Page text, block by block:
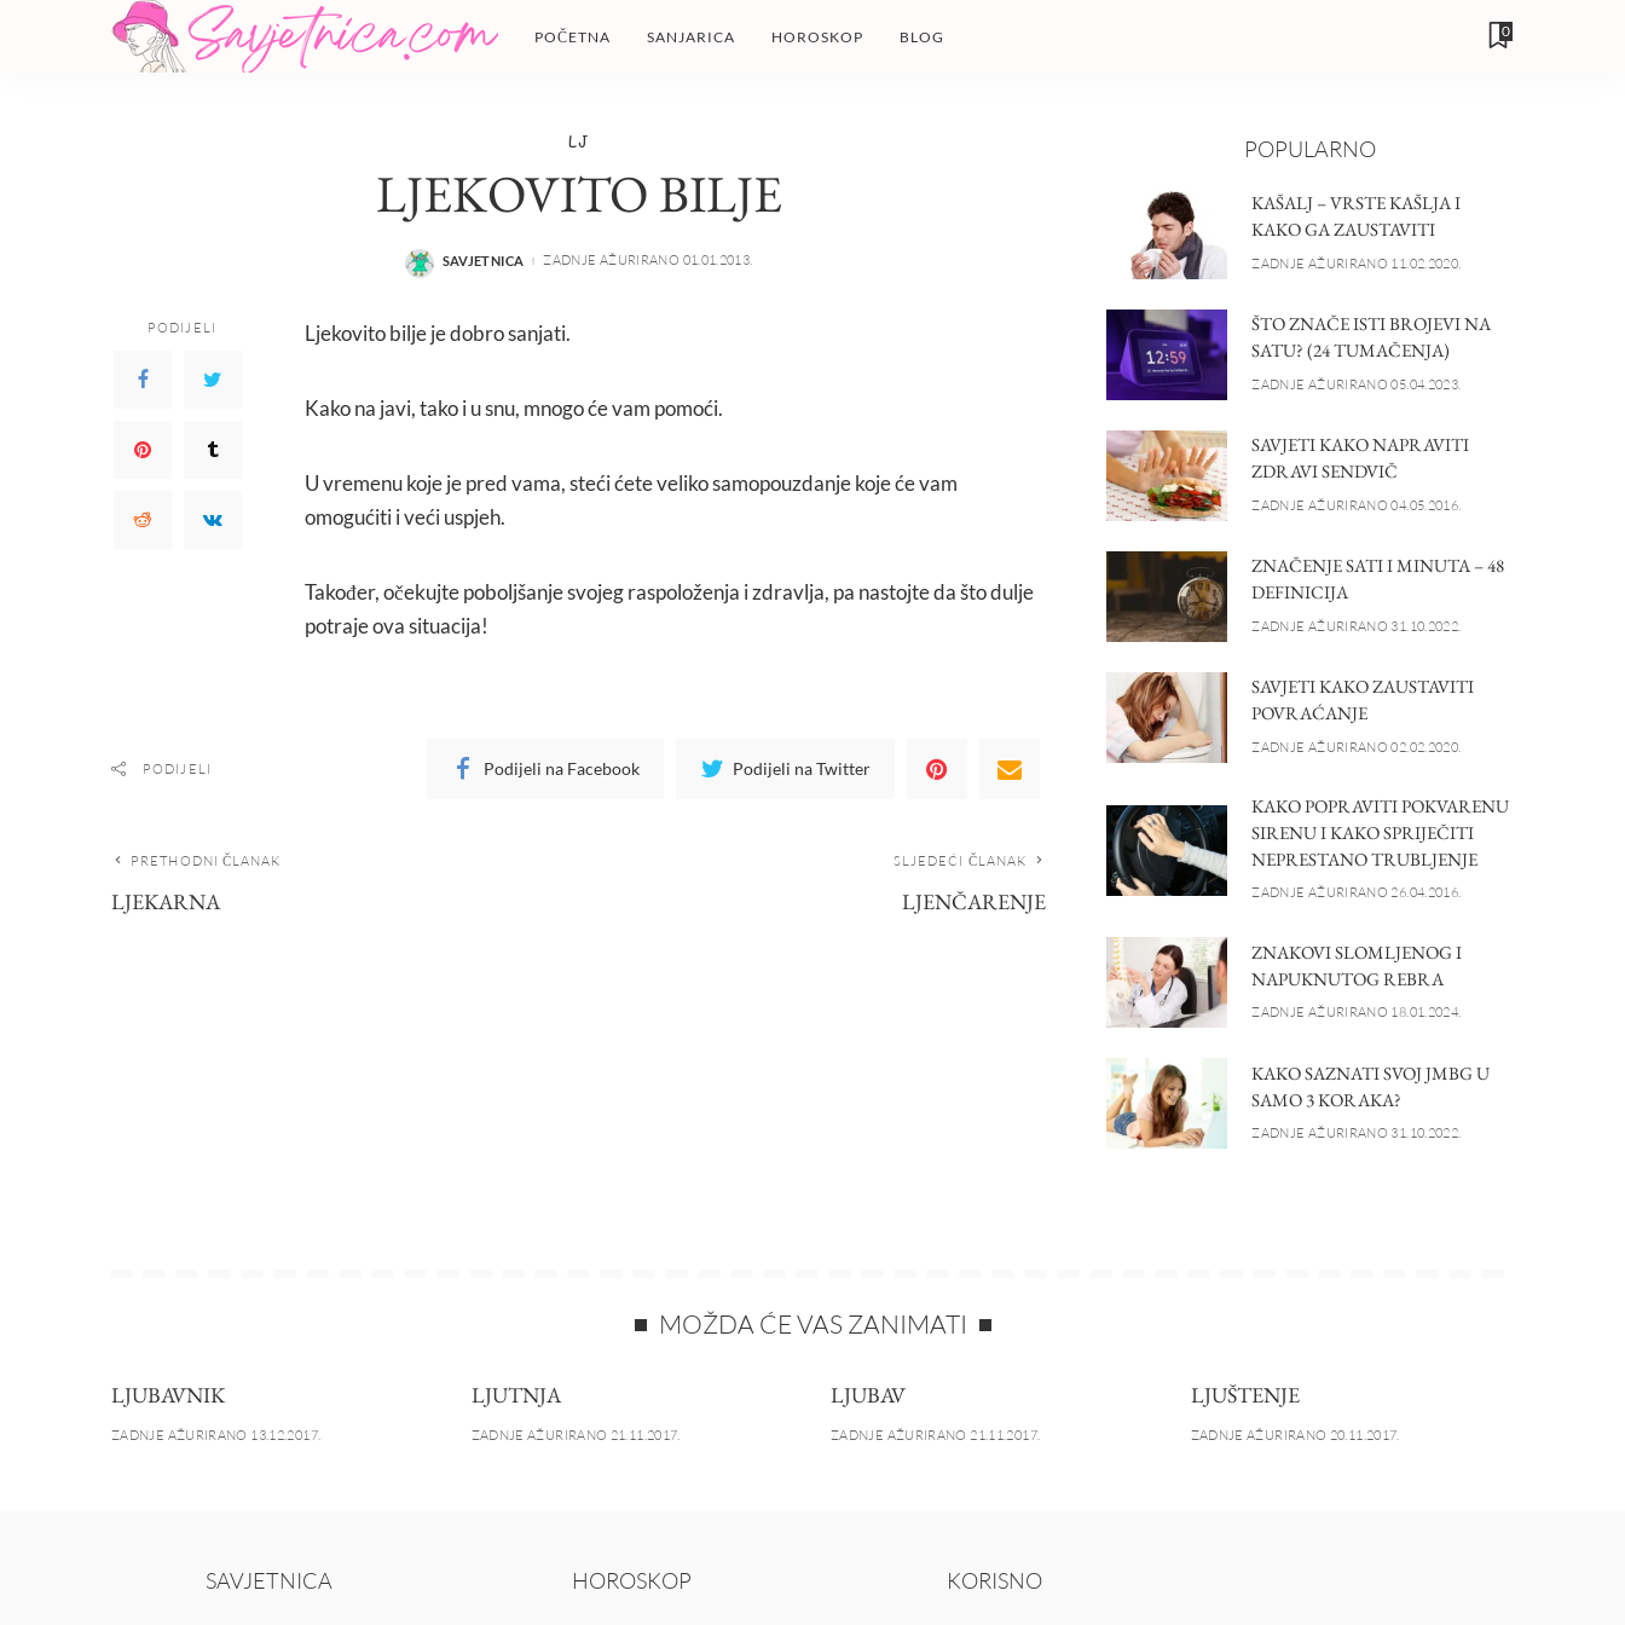
POČETNA SANJARICA HOROSKOP BLOG 0
LJ
LJEKOVITO BILJE
POSTED
SAVJETNICA ZADNJE AŽURIRANO 01.01.2013.
PODIJELI Ljekovito bilje je dobro sanjati.
Kako na javi, tako i u snu, mnogo će vam pomoći.
U vremenu koje je pred vama, steći ćete veliko samopouzdanje koje će vam
omogućiti i veći uspjeh.
Također, očekujte poboljšanje svojeg raspoloženja i zdravlja, pa nastojte da što dulje
potraje ova situacija!
PODIJELI Podijeli na Facebook Podijeli na Twitter
PRETHODNI ČLANAK
LJEKARNA
SLJEDEĆI ČLANAK
LJENČARENJE
POPULARNO
KAŠALJ – VRSTE KAŠLJA I
KAKO GA ZAUSTAVITI
ZADNJE AŽURIRANO 11.02.2020.
ŠTO ZNAČE ISTI BROJEVI NA
SATU? (24 TUMAČENJA)
ZADNJE AŽURIRANO 05.04.2023.
SAVJETI KAKO NAPRAVITI
ZDRAVI SENDVIČ
ZADNJE AŽURIRANO 04.05.2016.
ZNAČENJE SATI I MINUTA – 48
DEFINICIJA
ZADNJE AŽURIRANO 31.10.2022.
SAVJETI KAKO ZAUSTAVITI
POVRAĆANJE
ZADNJE AŽURIRANO 02.02.2020.
KAKO POPRAVITI POKVARENU
SIRENU I KAKO SPRIJEČITI
NEPRESTANO TRUBLJENJE
ZADNJE AŽURIRANO 26.04.2016.
ZNAKOVI SLOMLJENOG I
NAPUKNUTOG REBRA
ZADNJE AŽURIRANO 18.01.2024.
KAKO SAZNATI SVOJ JMBG U
SAMO 3 KORAKA?
ZADNJE AŽURIRANO 31.10.2022.
MOŽDA ĆE VAS ZANIMATI
LJUBAVNIK
ZADNJE AŽURIRANO 13.12.2017.
LJUTNJA
ZADNJE AŽURIRANO 21.11.2017.
LJUBAV
ZADNJE AŽURIRANO 21.11.2017.
LJUŠTENJE
ZADNJE AŽURIRANO 20.11.2017.
SAVJETNICA HOROSKOP KORISNO